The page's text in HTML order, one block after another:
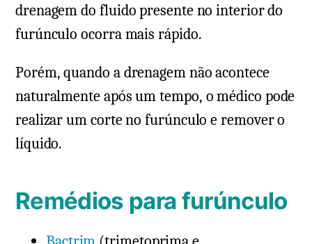
drenagem do fluido presente no interior do
furúnculo ocorra mais rápido.
Porém, quando a drenagem não acontece
naturalmente após um tempo, o médico pode
realizar um corte no furúnculo e remover o
líquido.
Remédios para furúnculo